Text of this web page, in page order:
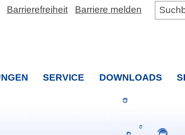
Barrierefreiheit Barriere melden
SERVICE
DOWNLOADS